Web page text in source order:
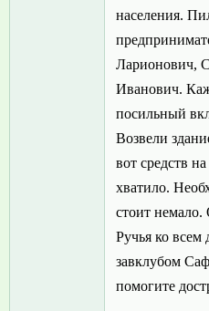
населения.
Ларионович,
Иванович.
посильный
Возвели
вот средств
хватило.
стоит
Ручья ко
завклубом
помогите